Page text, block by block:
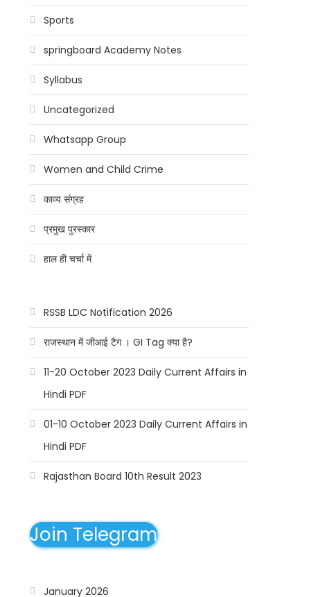
Sports
springboard Academy Notes
Syllabus
Uncategorized
Whatsapp Group
Women and Child Crime
काव्य संग्रह
प्रमुख पुरस्कार
हाल ही चर्चा में
RSSB LDC Notification 2026
राजस्थान में जीआई टैग । GI Tag क्या है?
11-20 October 2023 Daily Current Affairs in
Hindi PDF
01-10 October 2023 Daily Current Affairs in
Hindi PDF
Rajasthan Board 10th Result 2023
Join Telegram
January 2026